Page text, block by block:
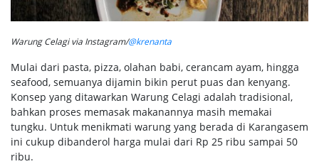
Warung Celagi via Instagram/@krenanta
Mulai dari pasta, pizza, olahan babi, cerancam ayam, hingga
seafood, semuanya dijamin bikin perut puas dan kenyang.
Konsep yang ditawarkan Warung Celagi adalah tradisional,
bahkan proses memasak makanannya masih memakai
tungku. Untuk menikmati warung yang berada di Karangasem
ini cukup dibanderol harga mulai dari Rp 25 ribu sampai 50
ribu.